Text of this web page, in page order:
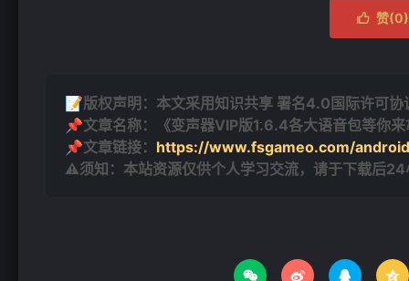
 赞(0)
📝版权声明：本文采用知识共享 署名4.0国际许可
📌文章名称：《变声器VIP版1.6.4各大语音包等你来
📌文章链接： https://www.fsgameo.com/
⚠须知：本站资源仅供个人学习交流，请于下载后
   